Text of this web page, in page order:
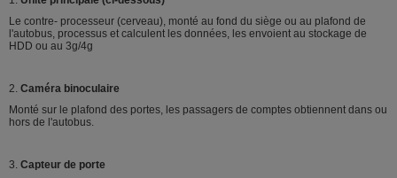
Le contre- processeur (cerveau), monté au fond du siège ou au plafond de
l'autobus, processus et calculent les données, les envoient au stockage de
HDD ou au 3g/4g
2. Caméra binoculaire
Monté sur le plafond des portes, les passagers de comptes obtiennent dans ou
hors de l'autobus.
3. Capteur de porte